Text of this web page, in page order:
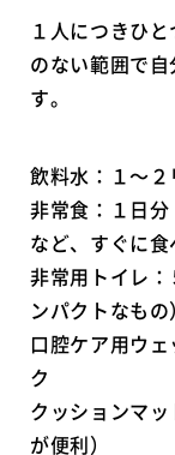
１人につきひ
のない範囲で
す。
飲料水：１～２
非常食：１日
など、すぐに食
非常用トイレ
ンパクトなもの）
口腔ケア用ウ
ク
クッションマ
が便利）